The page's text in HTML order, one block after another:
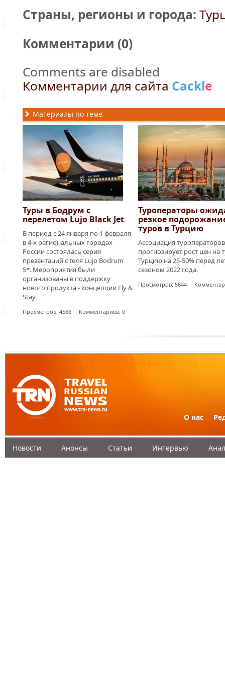
Страны, регионы и города:
Комментарии (0)
Comments are disabled
Комментарии для сайта Cackle
Материалы по теме
Туры в Бодрум с
перелетом Lujo Black Jet
В период с 24 января по 1 февраля
в 4-х региональных городах
России состоялась серия
презентаций отеля Lujo Bodrum
5*. Мероприятия были
организованы в поддержку
нового продукта - концепции Fly &
Stay.
Просмотров: 4588 Комментариев: 0
Туроператоры
резкое
туров в Турцию
Ассоциация
прогнозирует рост цен на
Турцию на 25-50% перед
сезоном 2022 года.
Просмотров: 5644
О нас
Новости Анонсы Статьи Интервью